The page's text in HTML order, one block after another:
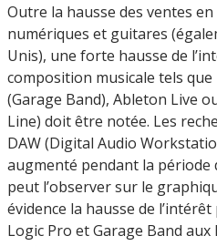
Outre la hausse des ventes
numériques et guitares
Unis), une forte hausse de
composition musicale tels que
(Garage Band), Ableton Live
Line) doit être notée. Les
DAW (Digital Audio
augmenté pendant la période
peut l’observer sur le
évidence la hausse de
Logic Pro et Garage Band aux